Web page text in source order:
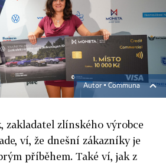
Autor ▪ Communa
zakladatel zlínského výrobce
ví, že dnešní zákazníky je
příběhem. Také ví, jak z